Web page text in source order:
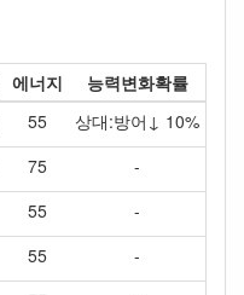
에너지
능력변화확률
55
상대:방어↓ 10%
75
-
55
-
55
-